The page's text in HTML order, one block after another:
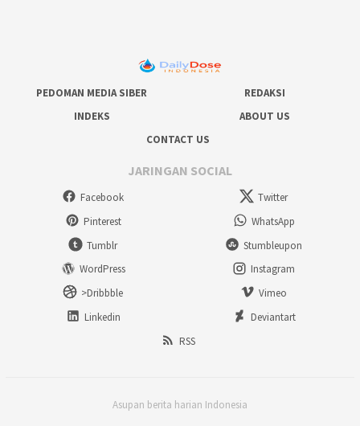
PEDOMAN MEDIA SIBER
REDAKSI
INDEKS
ABOUT US
CONTACT US
JARINGAN SOCIAL
Facebook
Twitter
Pinterest
WhatsApp
Tumblr
Stumbleupon
WordPress
Instagram
>Dribbble
Vimeo
Linkedin
Deviantart
RSS
Asupan berita harian Indonesia